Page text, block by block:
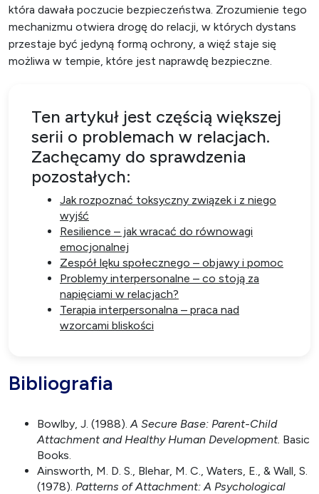
która dawała poczucie bezpieczeństwa. Zrozumienie tego
mechanizmu otwiera drogę do relacji, w których dystans
przestaje być jedyną formą ochrony, a więź staje się
możliwa w tempie, które jest naprawdę bezpieczne.
Ten artykuł jest częścią większej
serii o problemach w relacjach.
Zachęcamy do sprawdzenia
pozostałych:
Jak rozpoznać toksyczny związek i z niego
wyjść
Resilience – jak wracać do równowagi
emocjonalnej
Zespół lęku społecznego – objawy i pomoc
Problemy interpersonalne – co stoją za
napięciami w relacjach?
Terapia interpersonalna – praca nad
wzorcami bliskości
Bibliografia
Bowlby, J. (1988). A Secure Base: Parent-Child
Attachment and Healthy Human Development. Basic
Books.
Ainsworth, M. D. S., Blehar, M. C., Waters, E., & Wall, S.
(1978). Patterns of Attachment: A Psychological